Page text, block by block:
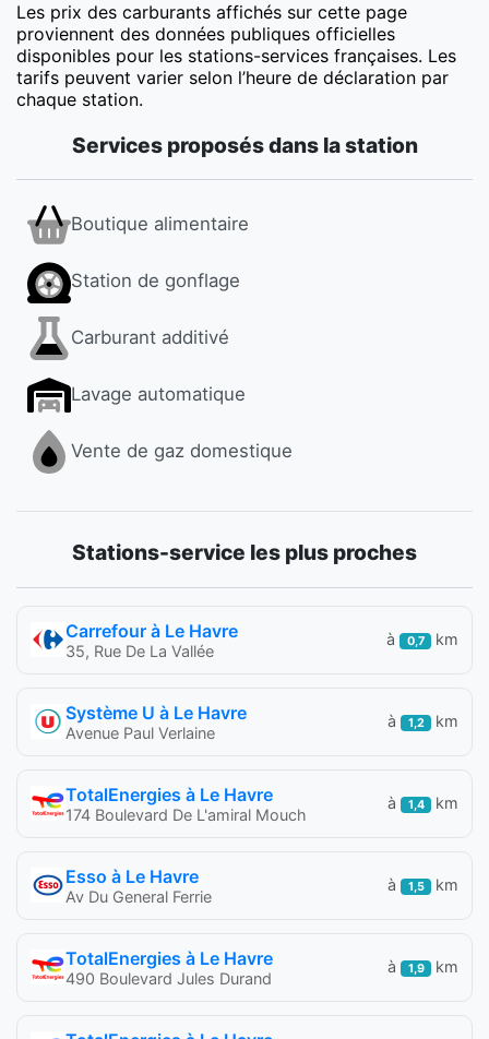
Les prix des carburants affichés sur cette page
proviennent des données publiques officielles
disponibles pour les stations-services françaises. Les
tarifs peuvent varier selon l’heure de déclaration par
chaque station.
Services proposés dans la station
Boutique alimentaire
Station de gonflage
Carburant additivé
Lavage automatique
Vente de gaz domestique
Stations-service les plus proches
Carrefour à Le Havre
35, Rue De La Vallée
à 0,7 km
Système U à Le Havre
Avenue Paul Verlaine
à 1,2 km
TotalEnergies à Le Havre
174 Boulevard De L'amiral Mouch
à 1,4 km
Esso à Le Havre
Av Du General Ferrie
à 1,5 km
TotalEnergies à Le Havre
490 Boulevard Jules Durand
à 1,9 km